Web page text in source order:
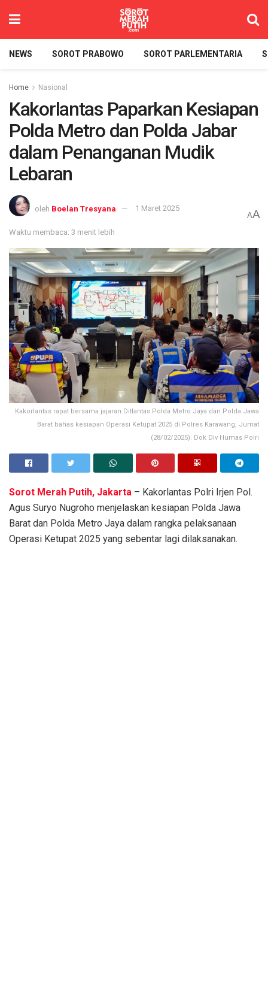
NEWS SOROT PRABOWO SOROT PARLEMENTARIA
Home Nasional
Kakorlantas Paparkan Kesiapan
Polda Metro dan Polda Jabar
dalam Penanganan Mudik
Lebaran
oleh Boelan Tresyana 1 Maret 2025
Waktu membaca: 3 menit lebih
AA
Kakorlantas rapat bersama jajaran Ditlantas Polda Metro Jaya dan Polda Jawa
Barat bahas kesiapan Operasi Ketupat 2025 di Polres Karawang, Jumat
(28/02/2025). Dok Div Humas Polri
Sorot Merah Putih, Jakarta – Kakorlantas Polri Irjen Pol.
Agus Suryo Nugroho menjelaskan kesiapan Polda Jawa
Barat dan Polda Metro Jaya dalam rangka pelaksanaan
Operasi Ketupat 2025 yang sebentar lagi dilaksanakan.